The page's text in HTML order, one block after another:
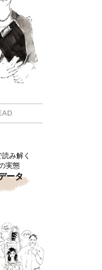
読み解く
実態
ータ